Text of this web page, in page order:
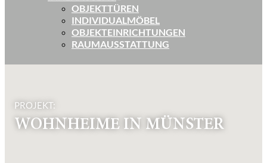
OBJEKTTÜREN
INDIVIDUALMÖBEL
OBJEKTEINRICHTUNGEN
RAUMAUSSTATTUNG
PROJEKT:
WOHNHEIME IN MÜNSTER